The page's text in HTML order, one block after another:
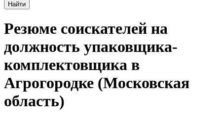
Найти
Резюме соискателей на
должность упаковщика-
комплектовщика в
Агрогородке (Московская
область)